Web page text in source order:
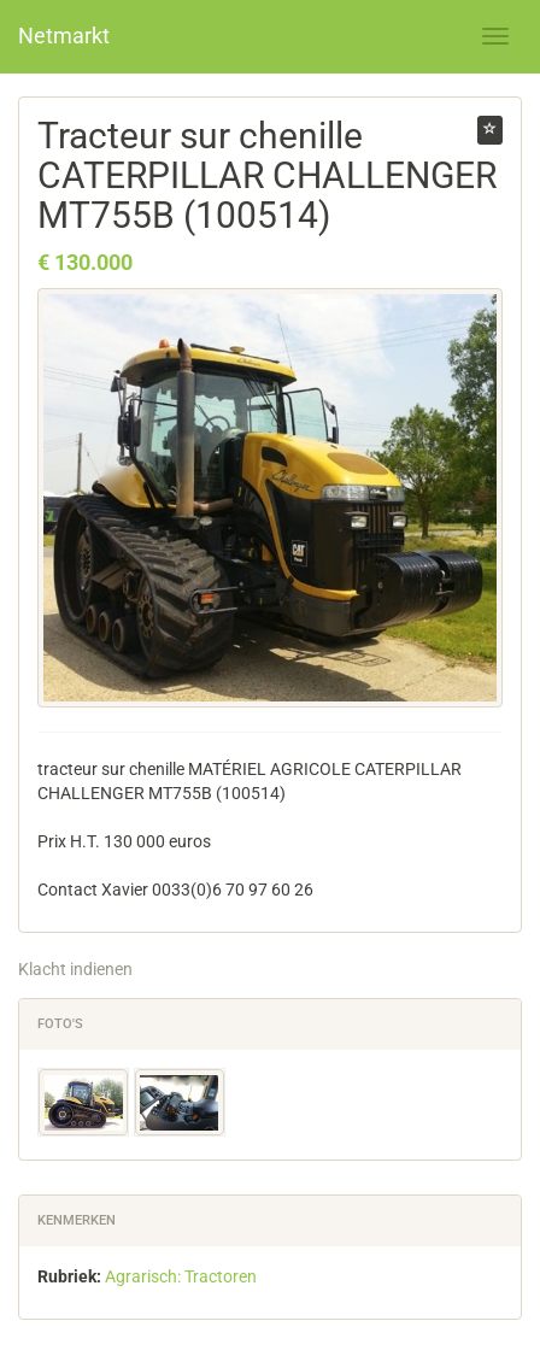
Netmarkt
Tracteur sur chenille
CATERPILLAR CHALLENGER
MT755B (100514)
€ 130.000
tracteur sur chenille MATÉRIEL AGRICOLE CATERPILLAR
CHALLENGER MT755B (100514)
Prix H.T. 130 000 euros
Contact Xavier 0033(0)6 70 97 60 26
Klacht indienen
FOTO'S
KENMERKEN
Rubriek: Agrarisch: Tractoren